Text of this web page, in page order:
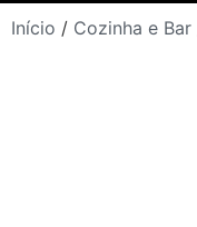
Início / Cozinha e Bar